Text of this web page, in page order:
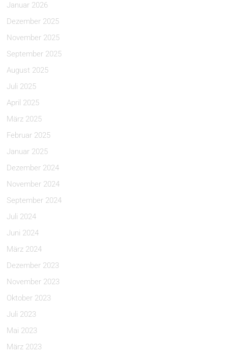
Januar 2026
Dezember 2025
November 2025
September 2025
August 2025
Juli 2025
April 2025
März 2025
Februar 2025
Januar 2025
Dezember 2024
November 2024
September 2024
Juli 2024
Juni 2024
März 2024
Dezember 2023
November 2023
Oktober 2023
Juli 2023
Mai 2023
März 2023